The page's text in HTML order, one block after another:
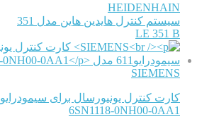
HEIDENHAIN
سیستم کنترل هایدین هاین مدل 351
LE 351 B
SIEMENS
کارت کنترل یونیورسال برای سیمودرایو611 مدل
6SN1118-0NH00-0AA1